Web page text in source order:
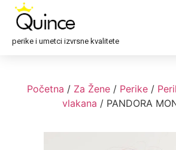
perike i umetci izvrsne kvalitete
Početna / Za Žene/ Perike/
vlakana / PANDORA